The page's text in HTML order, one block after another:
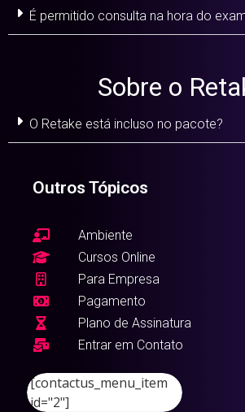
É permitido consulta na hora do
Sobre o
O Retake está incluso no pacote?
Outros Tópicos
Ambiente
Cursos Online
Para Empresa
Pagamento
Plano de Assinatura
Entrar em Contato
[contactus_menu_item
id="2"]